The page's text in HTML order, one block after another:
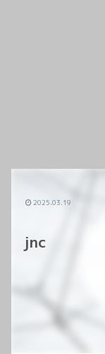
jnc
2025.03.19